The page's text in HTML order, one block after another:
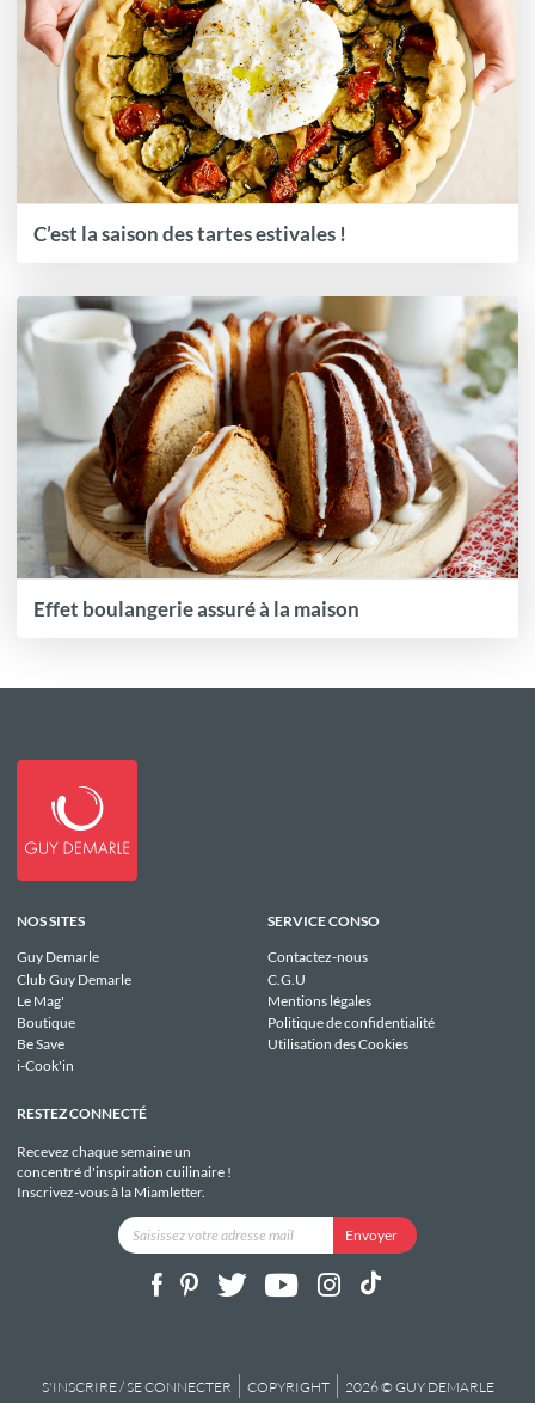
C’est la saison des tartes estivales !
Effet boulangerie assuré à la maison
NOS SITES
Guy Demarle
Club Guy Demarle
Le Mag'
Boutique
Be Save
i-Cook'in
SERVICE CONSO
Contactez-nous
C.G.U
Mentions légales
Politique de confidentialité
Utilisation des Cookies
RESTEZ CONNECTÉ
Recevez chaque semaine un
concentré d'inspiration cuilinaire !
Inscrivez-vous à la Miamletter.
S'INSCRIRE / SE CONNECTER COPYRIGHT 2026 © GUY DEMARLE